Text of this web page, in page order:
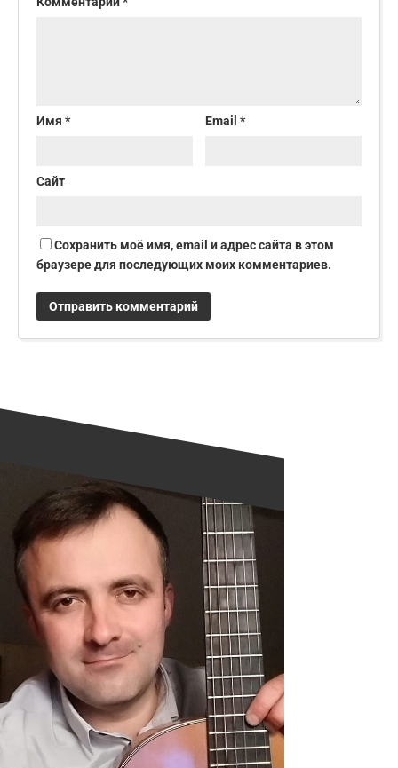
Имя * Email*
Сайт
Сохранить моё имя, email и адрес сайта в этом
браузере для последующих моих комментариев.